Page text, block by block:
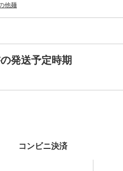
他麺
発送予定時期
コンビニ決済